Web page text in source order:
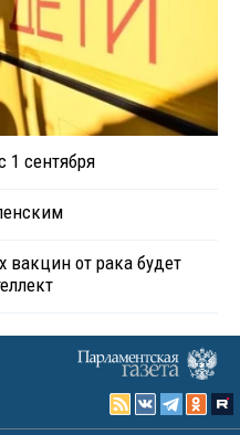
1 сентября
вакцин от рака будет